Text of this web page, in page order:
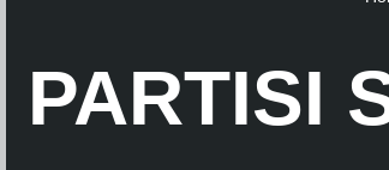
PARTISI